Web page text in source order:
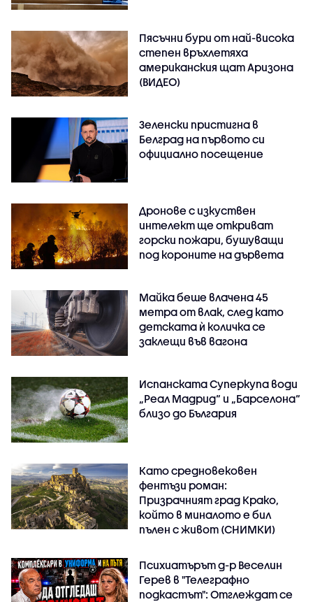
Пясъчни бури от най-висока
степен връхлетяха
американския щат Аризона
(ВИДЕО)
Зеленски пристигна в
Белград на първото си
официално посещение
Дронове с изкуствен
интелект ще откриват
горски пожари, бушуващи
под короните на дървета
Майка беше влачена 45
метра от влак, след като
детската ѝ количка се
заклещи във вагона
Испанската Суперкупа води
„Реал Мадрид“ и „Барселона“
близо до България
Като средновековен
фентъзи роман:
Призрачният град Крако,
който в миналото е бил
пълен с живот (СНИМКИ)
Психиатърът д-р Веселин
Герев в "Телеграфно
подкастът": Отглеждат се